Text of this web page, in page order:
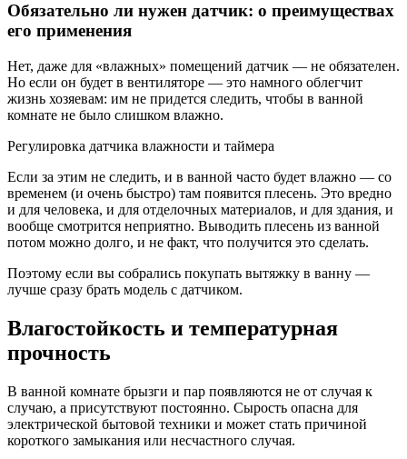
Обязательно ли нужен датчик: о преимуществах
его применения
Нет, даже для «влажных» помещений датчик — не обязателен.
Но если он будет в вентиляторе — это намного облегчит
жизнь хозяевам: им не придется следить, чтобы в ванной
комнате не было слишком влажно.
Регулировка датчика влажности и таймера
Если за этим не следить, и в ванной часто будет влажно — со
временем (и очень быстро) там появится плесень. Это вредно
и для человека, и для отделочных материалов, и для здания, и
вообще смотрится неприятно. Выводить плесень из ванной
потом можно долго, и не факт, что получится это сделать.
Поэтому если вы собрались покупать вытяжку в ванну —
лучше сразу брать модель с датчиком.
Влагостойкость и температурная
прочность
В ванной комнате брызги и пар появляются не от случая к
случаю, а присутствуют постоянно. Сырость опасна для
электрической бытовой техники и может стать причиной
короткого замыкания или несчастного случая.